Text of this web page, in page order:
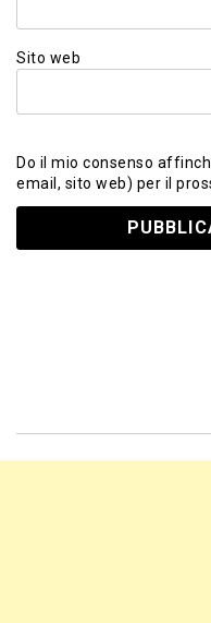
Sito web
Do il mio consenso
email, sito web) per il